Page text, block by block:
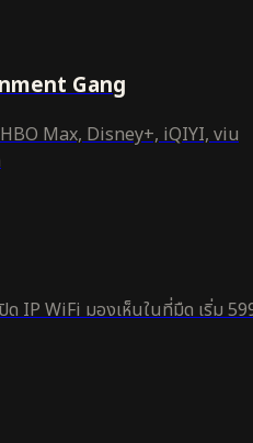
Gang
Max, Disney+, iQIYI, viu
IP WiFi มองเห็นในที่มืด เริ่ม